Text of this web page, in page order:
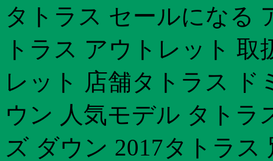
タトラス セールになる
トラス アウトレット
レット 店舗タトラス ド
ウン 人気モデル タトラ
ズ ダウン 2017タトラ